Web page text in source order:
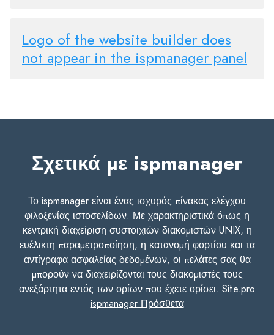
Logo of the website builder does
not appear in the ispmanager panel
Σχετικά με ispmanager
Το ispmanager είναι ένας ισχυρός πίνακας ελέγχου
φιλοξενίας ιστοσελίδων. Με χαρακτηριστικά όπως η
κεντρική διαχείριση συστοιχιών διακομιστών UNIX, η
ευέλικτη παραμετροποίηση, η κατανομή φορτίου και τα
αντίγραφα ασφαλείας δεδομένων, οι πελάτες σας θα
μπορούν να διαχειρίζονται τους διακομιστές τους
ανεξάρτητα εντός των ορίων που έχετε ορίσει. Site.pro
ispmanager Πρόσθετα